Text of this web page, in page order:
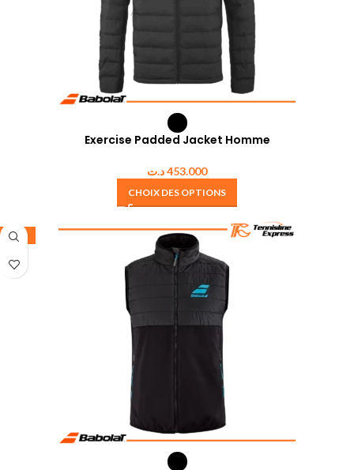
Exercise Padded Jacket Homme
453.000د.ت
CHOIX DES OPTIONS
-25%